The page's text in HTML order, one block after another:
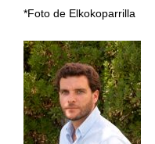
*Foto de Elkokoparrilla